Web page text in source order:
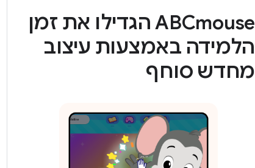
‫ABCmouse הגדילו את זמן
הלמידה באמצעות עיצוב
מחדש סוחף